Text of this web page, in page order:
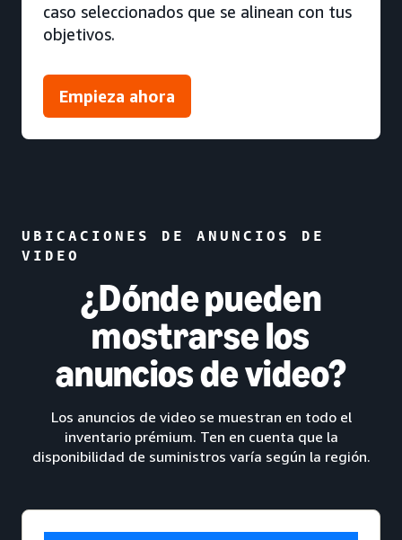
caso seleccionados que se alinean con tus
objetivos.
Empieza ahora
UBICACIONES DE ANUNCIOS DE
VIDEO
¿Dónde pueden
mostrarse los
anuncios de video?
Los anuncios de video se muestran en todo el
inventario prémium. Ten en cuenta que la
disponibilidad de suministros varía según la región.